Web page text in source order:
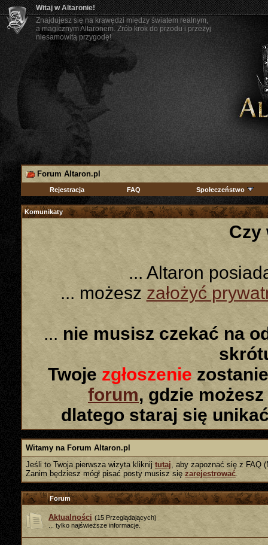
Witaj w Altaronie!
Znajdujesz się na krawędzi między światem realnym,
a magicznym Altaronem. Zrób krok do przodu i przeżyj
niesamowitą przygodę!
Forum Altaron.pl
Rejestracja FAQ Społeczeństwo
Komunikaty
Czy
... Altaron
... możeszzałożyć
... nie musisz czekać na
Twoje zgłoszenie
forum, gdzie
dlatego staraj się
Witamy na Forum Altaron.pl
Jeśli to Twoja pierwsza wizyta kliknij tutaj, aby zapoznać się z FAQ
Zanim będziesz mógł pisać posty musisz się zarejestrować.
Forum
Aktualności (15 Przeglądających)
... tylko najświeższe informacje.